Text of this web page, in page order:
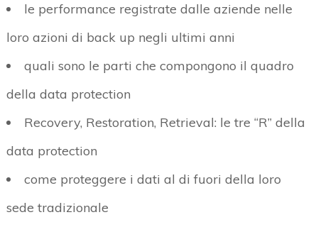
le performance registrate dalle aziende nelle
loro azioni di back up negli ultimi anni
quali sono le parti che compongono il quadro
della data protection
Recovery, Restoration, Retrieval: le tre “R” della
data protection
come proteggere i dati al di fuori della loro
sede tradizionale